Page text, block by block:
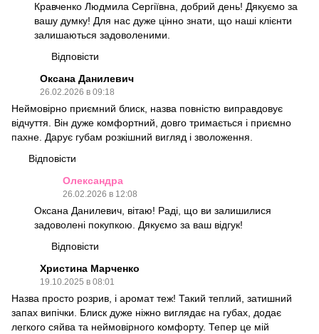
Кравченко Людмила Сергіївна, добрий день! Дякуємо за
вашу думку! Для нас дуже цінно знати, що наші клієнти
залишаються задоволеними.
Відповісти
Оксана Данилевич
26.02.2026 в 09:18
Неймовірно приємний блиск, назва повністю виправдовує
відчуття. Він дуже комфортний, довго тримається і приємно
пахне. Дарує губам розкішний вигляд і зволоження.
Відповісти
Олександра
26.02.2026 в 12:08
Оксана Данилевич, вітаю! Раді, що ви залишилися
задоволені покупкою. Дякуємо за ваш відгук!
Відповісти
Христина Марченко
19.10.2025 в 08:01
Назва просто розрив, і аромат теж! Такий теплий, затишний
запах випічки. Блиск дуже ніжно виглядає на губах, додає
легкого сяйва та неймовірного комфорту. Тепер це мій